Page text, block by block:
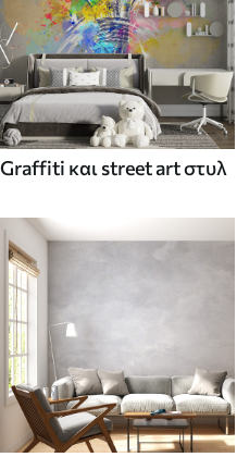
Graffiti και street art στυλ